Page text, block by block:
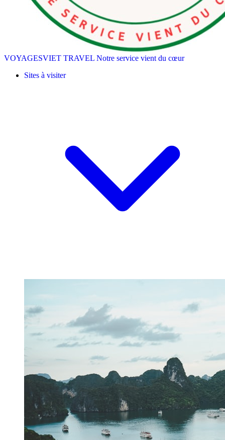
VOYAGESVIET TRAVEL Notre service vient du cœur
Sites à visiter